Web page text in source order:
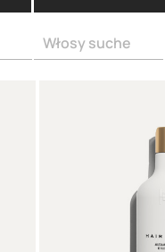
Włosy suche